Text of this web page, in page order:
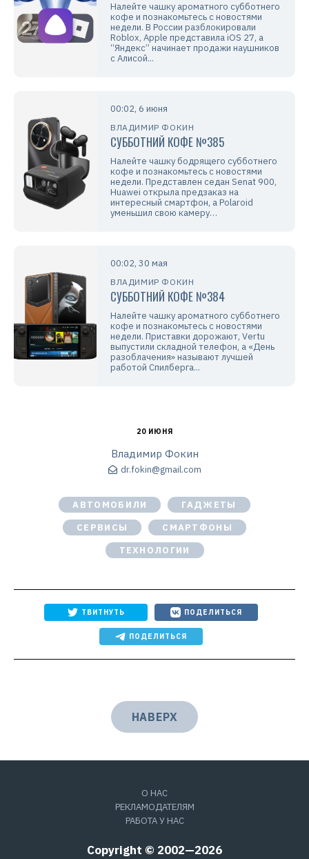
Налейте чашку ароматного субботнего
кофе и познакомьтесь с новостями
недели. В России разблокировали
Roblox, Apple представила iOS 27, а
“Яндекс” начинает продажи наушников
с Алисой...
00:02, 6 июня
ВЛАДИМИР ФОКИН
СУББОТНИЙ КОФЕ №385
Налейте чашку бодрящего субботнего
кофе и познакомьтесь с новостями
недели. Представлен седан Senat 900,
Huawei открыла предзаказ на
интересный смартфон, а Polaroid
уменьшил свою камеру…
00:02, 30 мая
ВЛАДИМИР ФОКИН
СУББОТНИЙ КОФЕ №384
Налейте чашку ароматного субботнего
кофе и познакомьтесь с новостями
недели. Приставки дорожают, Vertu
выпустили складной телефон, а «День
разоблачения» называют лучшей
работой Спилберга...
20 ИЮНЯ
Владимир Фокин
dr.fokin@gmail.com
АВТОМОБИЛИ
ГАДЖЕТЫ
СЕРВИСЫ
СМАРТФОНЫ
ТЕХНОЛОГИИ
ТВИТНУТЬ ПОДЕЛИТЬСЯ
ПОДЕЛИТЬСЯ
НАВЕРХ
О НАС
РЕКЛАМОДАТЕЛЯМ
РАБОТА У НАС
Copyright © 2002—2026